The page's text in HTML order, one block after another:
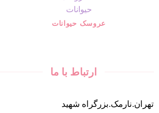
عروسک حیوانات
ارتباط با ما
تهران.نارمک.بزرگراه شهید